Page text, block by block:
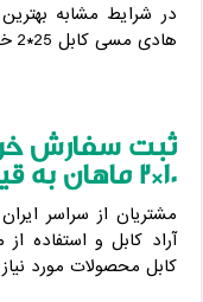
هادی مسی کابل 25*2 خواهد بود.
ثبت سفارش
10*2 ماهان به قیمت عمده
مشتریان از سراسر
آراد کابل و استفاده
کابل محصولات مورد